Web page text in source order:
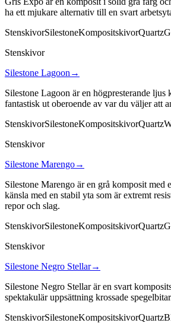
ha ett mjukare alternativ till en svart
StenskivorSilestoneKompositskivorQuartz
Stenskivor
Silestone Lagoon →
Silestone Lagoon är en högpresterande ljus
fantastisk ut oberoende av var du väljer att
StenskivorSilestoneKompositskivorQuartz
Stenskivor
Silestone Marengo→
Silestone Marengo är en grå komposit med
känsla med en stabil yta som är extremt
repor och slag.
StenskivorSilestoneKompositskivorQuartz
Stenskivor
Silestone Negro Stellar→
Silestone Negro Stellar är en svart
spektakulär uppsättning krossade
StenskivorSilestoneKompositskivorQuartz